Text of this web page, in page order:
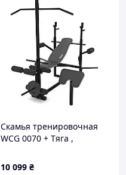
Скамья тренировочная
WCG 0070 + Тяга ,
60 кг
10 099 ₴